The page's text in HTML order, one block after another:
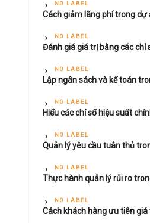
NO LABEL
Cách giảm lãng phí trong dự
NO LABEL
Đánh giá giá trị bằng các chỉ
NO LABEL
Lập ngân sách và kế toán
NO LABEL
Hiểu các chỉ số hiệu suất
NO LABEL
Quản lý yêu cầu tuân thủ
NO LABEL
Thực hành quản lý rủi ro
NO LABEL
Cách khách hàng ưu tiên giá